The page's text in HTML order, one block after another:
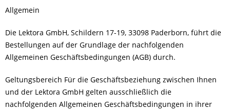
Allgemein
Die Lektora GmbH, Schildern 17-19, 33098 Paderborn, führt die
Bestellungen auf der Grundlage der nachfolgenden
Allgemeinen Geschäftsbedingungen (AGB) durch.
Geltungsbereich Für die Geschäftsbeziehung zwischen Ihnen
und der Lektora GmbH gelten ausschließlich die
nachfolgenden Allgemeinen Geschäftsbedingungen in ihrer